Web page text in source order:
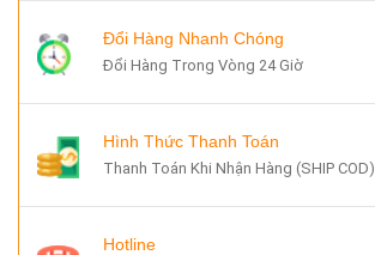
Đổi Hàng Nhanh Chóng
Đổi Hàng Trong Vòng 24 Giờ
Hình Thức Thanh Toán
Thanh Toán Khi Nhận Hàng (SHIP COD)
Hotline